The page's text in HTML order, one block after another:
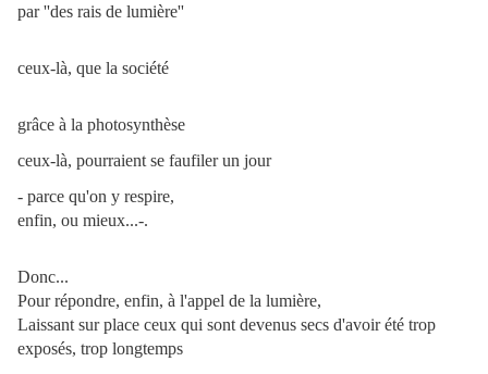
par ''des rais de lumière''
ceux-là, que la société
grâce à la photosynthèse
ceux-là, pourraient se faufiler un jour
- parce qu'on y respire,
enfin, ou mieux...-.
Donc...
Pour répondre, enfin, à l'appel de la lumière,
Laissant sur place ceux qui sont devenus secs d'avoir été trop
exposés, trop longtemps